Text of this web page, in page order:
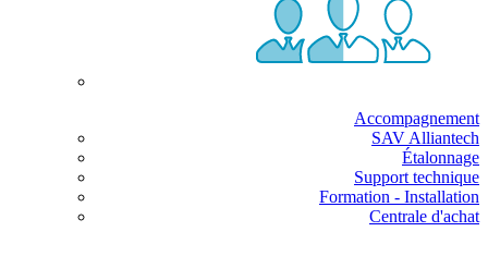
Accompagnement
SAV Alliantech
Étalonnage
Support technique
Formation - Installation
Centrale d'achat